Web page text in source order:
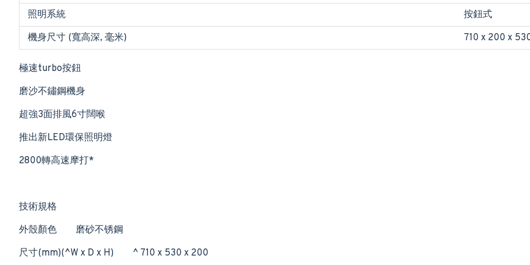
照明系統
按鈕式
機身尺寸 (寬高深, 毫米)
710 x 200 x
極速turbo按鈕
磨沙不鏽鋼機身
超強3面排風6寸闊喉
推出新LED環保照明燈
2800轉高速摩打*
技術規格
外殼顏色
磨砂不锈鋼
尺寸(mm)(^W x D x H)
^ 710 x 530 x 200